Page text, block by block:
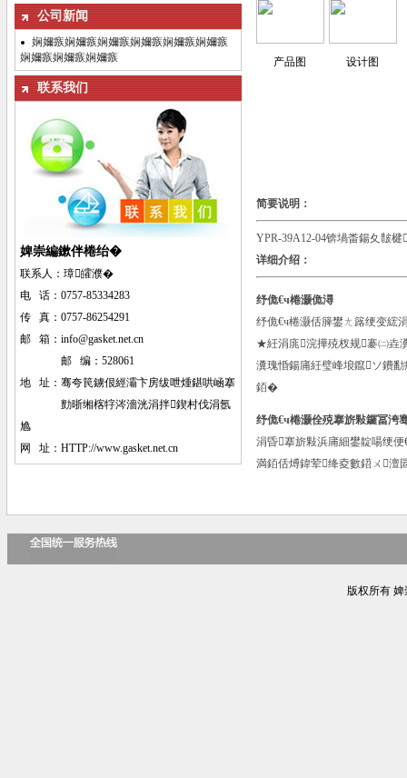
公司新闻
娴嬭瘯娴嬭瘯娴嬭瘯娴嬭瘯娴嬭瘯娴嬭瘯
娴嬭瘯娴嬭瘯娴嬭瘯
联系我们
婢崇編鏉伴棬绐�
联系人：璋皬濮�
电 话：0757-85334283
传 真：0757-86254291
邮 箱： info@gasket.net.cn
邮 编：528061
地 址： 骞夸笢鐪佷經灞卞房绂呭煄鍖哄崡搴
勯晣缃楁牸涔濇洸涓拌鍥村伐涓氬
尯
网 址：HTTP://www.gasket.net.cn
产品图 设计图
简要说明：
YPR-39A12-04锛堝畨鍚夊皵楗
详细介绍：
纾佹€ч棬灏佹潯
纾佹€ч棬灏佸簲鐢ㄤ簬绠变綋
★紝涓庣浣撶殑杈规褰㈡垚
瀵瑰惛鍚庯紝璧峰埌鑹ソ鐨
銆�
纾佹€ч棬灏佺殑搴旂敤鑼冨洿
涓昏搴旂敤浜庯細鐢靛啺绠
満銆佸煿鍏荤绛夌數鍣ㄨ澶
版权所有